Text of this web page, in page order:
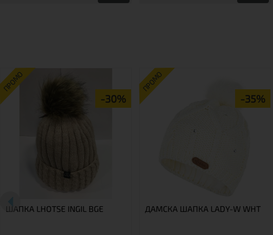
ПРОМО
-30%
ШАПКА LHOTSE INGIL BGE
ПРОМО
-35%
ДАМСКА ШАПКА LADY-W WHT